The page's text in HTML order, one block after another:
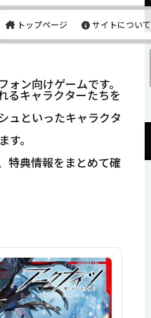
トップページ サイトについて
ン向けゲームです。
るキャラクターたちを
ュといったキャラクタ
。
特典情報をまとめて確